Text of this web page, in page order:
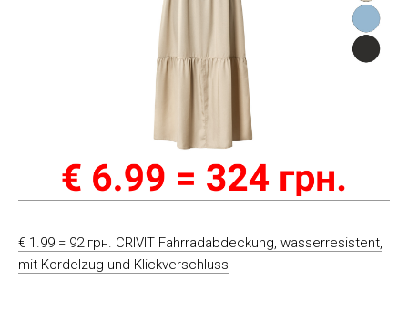
€ 1.99 = 92 грн. CRIVIT Fahrradabdeckung, wasserresistent,
mit Kordelzug und Klickverschluss